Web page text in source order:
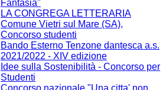
Fantasia"
LA CONGREGA LETTERARIA
Comune Vietri sul Mare (SA),
Concorso studenti
Bando Esterno Tenzone dantesca a.s.
2021/2022 - XIV edizione
Idee sulla Sostenibilità - Concorso per
Studenti